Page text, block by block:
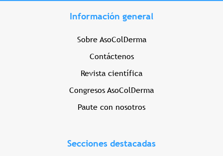
Información general
Sobre AsoColDerma
Contáctenos
Revista científica
Congresos AsoColDerma
Paute con nosotros
Secciones destacadas